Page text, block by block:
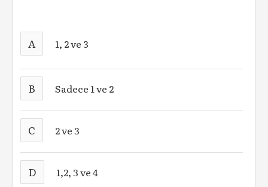
A 1, 2 ve 3
B Sadece 1 ve 2
C 2 ve 3
D 1,2, 3 ve 4